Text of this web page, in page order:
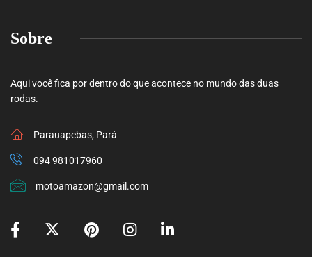
Sobre
Aqui você fica por dentro do que acontece no mundo das duas
rodas.
Parauapebas, Pará
094 981017960
motoamazon@gmail.com